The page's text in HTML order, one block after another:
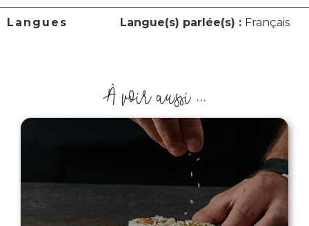
Langues Langue(s) parlée(s) : Français
À voir aussi ...